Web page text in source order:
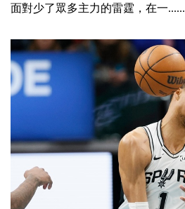
面對少了眾多主力的雷霆，在一......